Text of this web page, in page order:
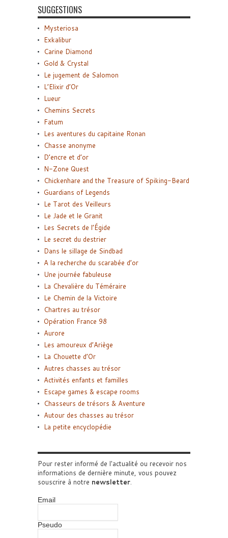
SUGGESTIONS
Mysteriosa
Exkalibur
Carine Diamond
Gold & Crystal
Le jugement de Salomon
L’Elixir d’Or
Lueur
Chemins Secrets
Fatum
Les aventures du capitaine Ronan
Chasse anonyme
D’encre et d’or
N-Zone Quest
Chickenhare and the Treasure of Spiking-Beard
Guardians of Legends
Le Tarot des Veilleurs
Le Jade et le Granit
Les Secrets de l’Égide
Le secret du destrier
Dans le sillage de Sindbad
A la recherche du scarabée d’or
Une journée fabuleuse
La Chevalière du Téméraire
Le Chemin de la Victoire
Chartres au trésor
Opération France 98
Aurore
Les amoureux d’Ariège
La Chouette d’Or
Autres chasses au trésor
Activités enfants et familles
Escape games & escape rooms
Chasseurs de trésors & Aventure
Autour des chasses au trésor
La petite encyclopédie
Pour rester informé de l'actualité ou recevoir nos
informations de dernière minute, vous pouvez
souscrire à notre newsletter.
Email
Pseudo